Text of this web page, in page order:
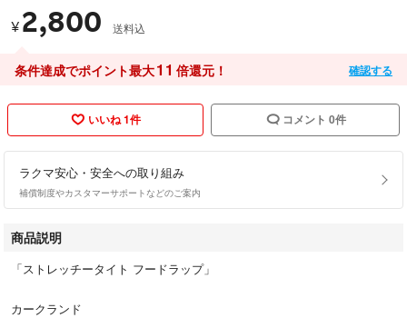
¥ 2,800 送料込
条件達成でポイント最大11 倍還元！ 確認する
いいね 1件 コメント 0件
ラクマ安心・安全への取り組み
補償制度やカスタマーサポートなどのご案内
商品説明
「ストレッチータイト フードラップ」
カークランド